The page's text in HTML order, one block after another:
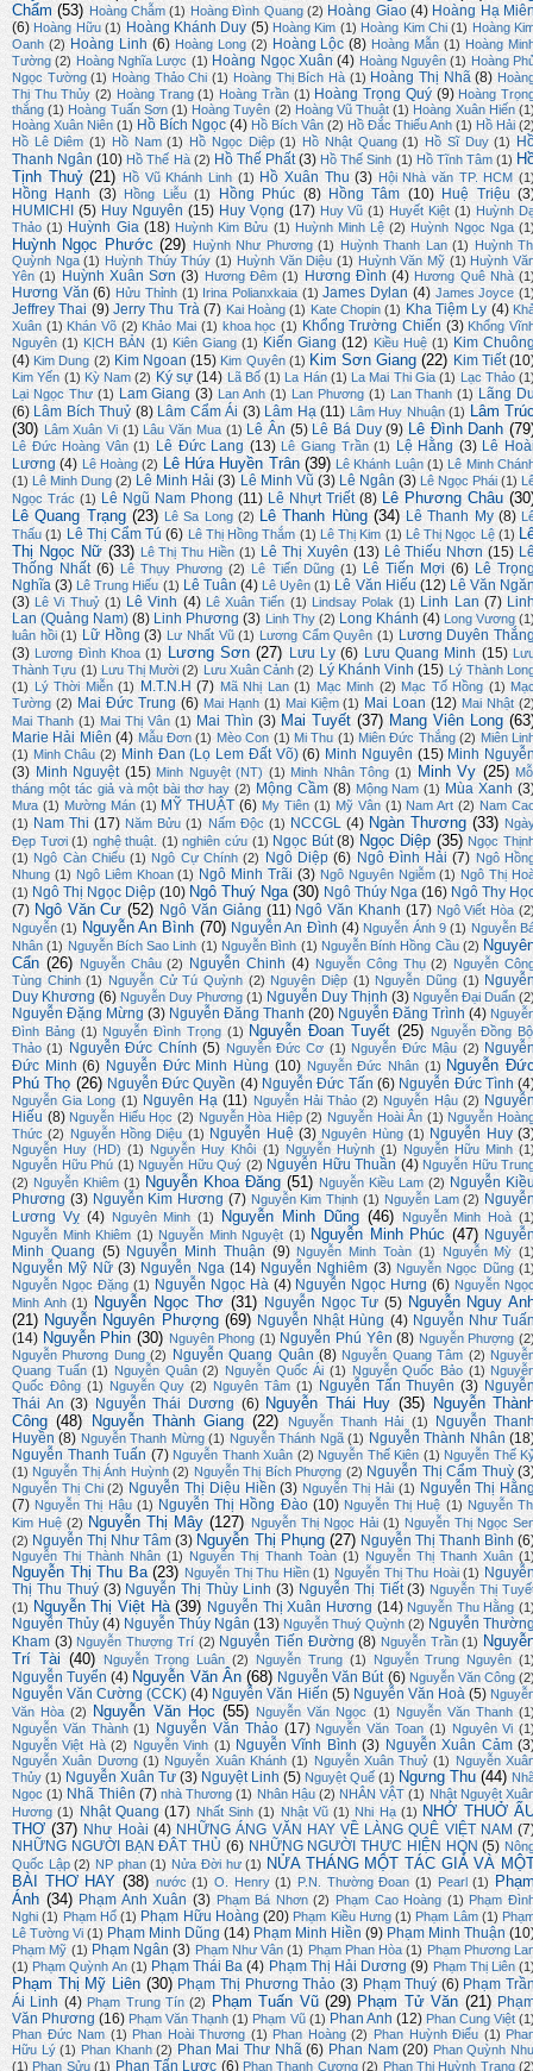
Chẩm (53) Hoàng Chẫm (1) Hoàng Đình Quang (2) Hoàng Giao (4) Hoàng Hạ
(6) Hoàng Hữu (1) Hoàng Khánh Duy (5) Hoàng Kim (1) Hoàng Kim Chi (1) Hoàng
Oanh (2) Hoàng Linh (6) Hoàng Long (2) Hoàng Lộc (8) Hoàng Mẫn (1) Hoàng
Tường (2) Hoàng Nghĩa Lược (1) Hoàng Ngọc Xuân (4) Hoàng Nguyên (1) Hoàng
Ngọc Tường (1) Hoàng Thảo Chi (1) Hoàng Thị Bích Hà (1) Hoàng Thị Nhã (8)
Thị Thu Thủy (2) Hoàng Trang (1) Hoàng Trần (1) Hoàng Trọng Quý (9) Hoàng
thắng (1) Hoàng Tuấn Sơn (1) Hoàng Tuyên (2) Hoàng Vũ Thuật (1) Hoàng Xuân Hiến
Hoàng Xuân Niên (1) Hồ Bích Ngọc (4) Hồ Bích Vân (2) Hồ Đắc Thiếu Anh (1) Hồ Hải
Hồ Lê Diêm (1) Hồ Nam (1) Hồ Ngọc Diệp (1) Hồ Nhật Quang (1) Hồ Sĩ Duy (1)
Thanh Ngân (10) Hồ Thế Hà (2) Hồ Thế Phất (3) Hồ Thế Sinh (1) Hồ Tĩnh Tâm (1)
Tịnh Thuỷ (21) Hồ Vũ Khánh Linh (1) Hồ Xuân Thu (3) Hội Nhà văn TP. HCM
Hồng Hạnh (3) Hồng Liễu (1) Hồng Phúc (8) Hồng Tâm (10) Huệ Triệu
HUMICHI (5) Huy Nguyên (15) Huy Vọng (17) Huy Vũ (1) Huyết Kiệt (1) Huỳnh
Thảo (1) Huỳnh Gia (18) Huỳnh Kim Bửu (1) Huỳnh Minh Lệ (2) Huỳnh Ngọc Nga
Huỳnh Ngọc Phước (29) Huỳnh Như Phương (1) Huỳnh Thanh Lan (1)
Huỳnh
Quỳnh Nga (1) Huỳnh Thúy Thúy (1) Huỳnh Văn Diệu (1) Huỳnh Văn Mỹ (1) Huỳnh
Yên (1) Huỳnh Xuân Sơn (3) Hương Đêm (1) Hương Đình (4) Hương Quê Nhà
Hương Văn (6) Hửu Thỉnh (1) Irina Polianxkaia (1) James Dylan (4) James Joyce
Jeffrey Thai (9) Jerry Thu Trà (7) Kai Hoàng (1) Kate Chopin (1) Kha Tiệm Ly (4)
Xuân (1) Khán Võ (2) Khảo Mai (1) khoa học (1) Khổng Trường Chiến (3) Khổng
Nguyên (1) KỊCH BẢN (1) Kiên Giang (1) Kiến Giang (12) Kiều Huệ (1) Kim
(4) Kim Dung (2) Kim Ngoan (15) Kim Quyên (1) Kim Sơn Giang (22) Kim Tiết
Kim Yến (1) Kỳ Nam (2) Ký sự (14) Lã Bố (1) La Hán (1) La Mai Thi Gia (1) Lạc Thảo
Lại Ngọc Thư (1) Lam Giang (3) Lan Anh (1) Lan Phương (1) Lan Thanh (1) Lãng
(6) Lâm Bích Thuỷ (8) Lâm Cẩm Ái (3) Lâm Hạ (11) Lâm Huy Nhuận (1) Lâm
(30) Lâm Xuân Vi (1) Lâu Văn Mua (1) Lê Ân (5) Lê Bá Duy (9) Lê Đình Danh
Lê Đức Hoàng Vân (1) Lê Đức Lang (13) Lê Giang Trần (1) Lệ Hằng (3) Lê
Lương (4) Lê Hoàng (2) Lê Hứa Huyền Trân (39) Lê Khánh Luận (1) Lê Minh
(1) Lê Minh Dung (2) Lê Minh Hải (3) Lê Minh Vũ (3) Lê Ngân (3) Lê Ngọc Phái (1)
Ngọc Trác (1) Lê Ngũ Nam Phong (11) Lê Nhựt Triết (8) Lê Phương Châu
Lê Quang Trạng (23) Lê Sa Long (2) Lê Thanh Hùng (34) Lê Thanh My (8)
Thấu (1) Lê Thị Cẩm Tú (6) Lê Thị Hồng Thắm (1) Lê Thị Kim (1) Lê Thị Ngọc Lệ (1)
Thị Ngọc Nữ (33) Lê Thị Thu Hiền (1) Lê Thị Xuyên (13) Lê Thiếu Nhơn (15)
Thống Nhất (6) Lê Thụy Phương (2) Lê Tiến Dũng (1) Lê Tiến Mợi (6) Lê
Nghĩa (3) Lê Trung Hiếu (1) Lê Tuân (4) Lê Uyên (1) Lê Văn Hiếu (12) Lê Văn
(3) Lê Vi Thuỷ (1) Lê Vinh (4) Lê Xuân Tiến (1) Lindsay Polak (1) Linh Lan (7)
Lan (Quảng Nam) (8) Linh Phương (3) Linh Thy (2) Long Khánh (4) Long Vương
luân hồi (1) Lữ Hồng (3) Lư Nhất Vũ (1) Lương Cẩm Quyên (1) Lương Duyên
(3) Lương Đình Khoa (1) Lương Sơn (27) Lưu Ly (6) Lưu Quang Minh (15)
Thành Tựu (1) Lưu Thị Mười (2) Lưu Xuân Cảnh (2) Lý Khánh Vinh (15) Lý Thành
(1)
Lý Thời Miễn (1) M.T.N.H (7) Mã Nhị Lan (1) Mạc Minh (2) Mạc Tố Hồng (1)
Tường (2) Mai Đức Trung (6) Mai Hạnh (1) Mai Kiệm (1) Mai Loan (12) Mai Nhật
Mai Thanh (1) Mai Thị Vân (1) Mai Thìn (3) Mai Tuyết (37) Mang Viên Long
Marie Hải Miên (4) Mẫu Đơn (1) Mèo Con (1) Mi Thu (1) Miên Đức Thắng (2) Miên
(1) Minh Châu (2) Minh Đan (Lọ Lem Đất Võ) (6) Minh Nguyên (15) Minh
(3) Minh Nguyệt (15) Minh Nguyệt (NT) (1) Minh Nhân Tông (1) Minh Vy (25)
tháng một tác giả và một bài thơ hay (2) Mộng Cầm (8) Mộng Nam (1) Mùa Xanh
Mưa (1) Mường Mán (1) MỸ THUẬT (6) My Tiên (1) Mỹ Vân (1) Nam Art (2) Nam
(1) Nam Thi (17) Năm Bửu (1) Nấm Độc (1) NCCGL (4) Ngàn Thương (33)
Đẹp Tươi (1) nghệ thuật. (1) nghiên cứu (1) Ngọc Bút (8) Ngọc Diệp (35) Ngọc
(1) Ngô Càn Chiểu (1) Ngô Cự Chính (2) Ngô Diệp (6) Ngô Đình Hải (7) Ngô
Nhung (1) Ngô Liêm Khoan (1) Ngô Minh Trãi (3) Ngô Nguyên Ngiễm (1) Ngô Thị
(1) Ngô Thị Ngọc Diệp (10) Ngô Thuý Nga (30) Ngô Thúy Nga (16) Ngô Thy
(7) Ngô Văn Cư (52) Ngô Văn Giảng (11) Ngô Văn Khanh (17) Ngô Viết Hòa
Nguyễn (1) Nguyễn An Bình (70) Nguyễn An Đình (4) Nguyễn Ánh 9 (1) Nguyễn
Nhân (1) Nguyễn Bích Sao Linh (1) Nguyễn Bình (1) Nguyễn Bính Hồng Cầu (2)
Cẩn (26) Nguyễn Châu (2) Nguyễn Chinh (4) Nguyễn Công Thụ (2) Nguyễn
Tùng Chinh (1) Nguyễn Cử Tú Quỳnh (2) Nguyên Diệp (1) Nguyễn Dũng (1)
Duy Khương (6) Nguyễn Duy Phương (1) Nguyễn Duy Thịnh (3) Nguyễn Đại Duẩn
Nguyễn Đặng Mừng (3) Nguyễn Đăng Thanh (20) Nguyễn Đăng Trình (4)
Đình Bảng (1) Nguyễn Đình Trọng (1) Nguyễn Đoan Tuyết (25)
Nguyễn Đồng
Thảo (1) Nguyễn Đức Chính (5) Nguyễn Đức Cơ (1) Nguyễn Đức Mậu (2)
Đức Minh (6) Nguyễn Đức Minh Hùng (10) Nguyễn Đức Nhân (1) Nguyễn
Phú Thọ (26) Nguyễn Đức Quyền (4) Nguyễn Đức Tấn (6) Nguyễn Đức Tình
Nguyễn Gia Long (1) Nguyên Hạ (11) Nguyễn Hải Thảo (2) Nguyễn Hậu (2)
Hiếu (8) Nguyễn Hiếu Học (2) Nguyễn Hòa Hiệp (2) Nguyễn Hoài Ân (1) Nguyễn
Thức (2) Nguyễn Hồng Diệu (1) Nguyễn Huệ (3) Nguyên Hùng (1) Nguyễn Huy
Nguyễn Huy (HD) (1) Nguyễn Huy Khôi (1) Nguyễn Huỳnh (1) Nguyễn Hữu Minh
Nguyễn Hữu Phú (1) Nguyễn Hữu Quý (2) Nguyễn Hữu Thuần (4) Nguyễn Hữu
(2) Nguyễn Khiêm (1) Nguyễn Khoa Đăng (51) Nguyễn Kiều Lam (2) Nguyễn
Phương (3) Nguyễn Kim Hương (7) Nguyễn Kim Thịnh (1) Nguyễn Lam (2)
Lương Vỵ (4) Nguyên Minh (1) Nguyễn Minh Dũng (46) Nguyễn Minh Hoà
Nguyễn Minh Khiêm (1) Nguyễn Minh Nguyệt (1) Nguyễn Minh Phúc (47)
Minh Quang (5) Nguyễn Minh Thuận (9) Nguyễn Minh Toàn (1) Nguyễn Mỳ
Nguyễn Mỹ Nữ (3) Nguyễn Nga (14) Nguyễn Nghiêm (3) Nguyễn Ngọc Dũng
Nguyễn Ngọc Đặng (1) Nguyễn Ngọc Hà (4) Nguyễn Ngọc Hưng (6) Nguyễn
Minh Anh (1) Nguyễn Ngọc Thơ (31) Nguyễn Ngọc Tư (5) Nguyễn Nguy
(21) Nguyễn Nguyên Phượng (69) Nguyễn Nhật Hùng (4) Nguyễn Như
(14) Nguyễn Phin (30) Nguyên Phong (1) Nguyễn Phú Yên (8) Nguyễn Phượng
Nguyễn Phương Dung (2) Nguyễn Quang Quân (8) Nguyễn Quang Tâm (2)
Quang Tuấn (1) Nguyễn Quân (2) Nguyễn Quốc Ái (1) Nguyễn Quốc Bảo (1)
Quốc Đông (1) Nguyễn Quy (2) Nguyên Tâm (1) Nguyễn Tấn Thuyên (3)
Thái An (3) Nguyễn Thái Dương (6) Nguyễn Thái Huy (35)
Nguyễn
Công (48) Nguyễn Thành Giang (22) Nguyễn Thanh Hải (1)
Nguyễn
Huyền (8) Nguyễn Thanh Mừng (1) Nguyễn Thánh Ngã (1) Nguyễn Thành Nhân
Nguyễn Thanh Tuấn (7) Nguyễn Thanh Xuân (2) Nguyễn Thế Kiên (1) Nguyễn Thế
(1) Nguyễn Thị Ánh Huỳnh (2) Nguyễn Thị Bích Phượng (2) Nguyễn Thị Cẩm Thuỳ
Nguyễn Thị Chi (2) Nguyễn Thị Diệu Hiền (3) Nguyễn Thị Hải (1) Nguyễn Thị
(7) Nguyễn Thị Hậu (1) Nguyễn Thị Hồng Đào (10) Nguyễn Thị Huệ (1) Nguyễn
Kim Huệ (2) Nguyễn Thị Mây (127) Nguyễn Thị Ngọc Hải (1) Nguyễn Thị Ngọc
(2) Nguyễn Thị Như Tâm (3) Nguyễn Thị Phụng (27) Nguyễn Thị Thanh Bình
Nguyễn Thị Thành Nhân (1) Nguyễn Thị Thanh Toàn (1) Nguyễn Thị Thanh Xuân
Nguyễn Thị Thu Ba (23) Nguyễn Thị Thu Hiền (1) Nguyễn Thị Thu Hoài (1)
Thị Thu Thuý (3) Nguyễn Thị Thùy Linh (3) Nguyễn Thị Tiết (3) Nguyễn Thị
(1) Nguyễn Thị Việt Hà (39) Nguyễn Thị Xuân Hương (14) Nguyễn Thu Hằng
Nguyễn Thủy (4) Nguyễn Thúy Ngân (13) Nguyễn Thuý Quỳnh (2) Nguyễn
Kham (3) Nguyễn Thượng Trí (2) Nguyễn Tiến Đường (8) Nguyễn Trần (1)
Trí Tài (40) Nguyễn Trọng Luân (2) Nguyễn Trung (1) Nguyễn Trung Nguyên
Nguyễn Tuyển (4) Nguyễn Văn Ân (68) Nguyễn Văn Bút (6) Nguyễn Văn Công
Nguyễn Văn Cường (CCK) (4) Nguyễn Văn Hiến (5) Nguyễn Văn Hoà (5)
Văn Hòa (2) Nguyễn Văn Học (55) Nguyễn Văn Ngọc (1) Nguyễn Văn Thanh
Nguyễn Văn Thành (1) Nguyễn Văn Thảo (17) Nguyễn Văn Toan (1) Nguyên Vi
Nguyễn Việt Hà (2) Nguyễn Vinh (1) Nguyễn Vĩnh Bình (3) Nguyễn Xuân Cảm
Nguyễn Xuân Dương (1) Nguyễn Xuân Khánh (1) Nguyễn Xuân Thuỷ (1) Nguyễn
Thủy (1) Nguyễn Xuân Tư (3) Nguyệt Linh (5) Nguyệt Quế (1) Ngưng Thu (44)
Ngọc (1) Nhã Thiên (7) nhà Thương (1) Nhân Hậu (2) NHÂN VẬT (1) Nhật Nguyệt
Hương (1) Nhật Quang (17) Nhất Sinh (1) Nhật Vũ (1) Nhi Hạ (1) NHỚ THUỞ
THƠ (37) Như Hoài (4) NHỮNG ÁNG VĂN HAY VỀ LÀNG QUÊ VIỆT NAM
NHỮNG NGƯỜI BẠN ĐÂT THỦ (6) NHỮNG NGƯỜI THỰC HIỆN HQN (5)
Quốc Lập (2) NP phan (1) Nửa Đời hư (1) NỬA THÁNG MỘT TÁC GIẢ VÀ
BÀI THƠ HAY (38) nước (1) O. Henry (1) P.N. Thường Đoan (1) Pearl (1)
Ánh (34) Phạm Anh Xuân (3) Phạm Bá Nhơn (2) Phạm Cao Hoàng (1) Phạm
Nghi (1) Phạm Hổ (1) Phạm Hữu Hoàng (20) Phạm Kiều Hưng (1) Phạm Lâm (1)
Lê Tường Vi (1) Phạm Minh Dũng (14) Phạm Minh Hiền (9) Phạm Minh Thuận
Phạm Mỹ (1) Phạm Ngân (3) Phạm Như Vân (1) Phạm Phan Hòa (1) Phạm Phương
(1) Phạm Quỳnh An (1) Phạm Thái Ba (4) Phạm Thị Hải Dương (9) Phạm Thị Liên
Phạm Thị Mỹ Liên (30) Phạm Thị Phương Thảo (3) Phạm Thuý (6) Phạm
Ái Linh (4) Phạm Trung Tín (2) Phạm Tuấn Vũ (29) Phạm Tử Văn (21)
Văn Phương (16) Phạm Văn Thạnh (1) Phạm Vũ (1) Phan Anh (12) Phan Cung Việt
Phan Đức Nam (1) Phan Hoài Thương (1) Phan Hoàng (2) Phan Huỳnh Điểu (1)
Hữu Lý (1) Phan Khanh (2) Phan Mai Thư Nhã (6) Phan Nam (20) Phan Quỳnh
(1) Phan Sửu (1) Phan Tấn Lược (6) Phan Thanh Cương (2) Phan Thị Huỳnh Trang